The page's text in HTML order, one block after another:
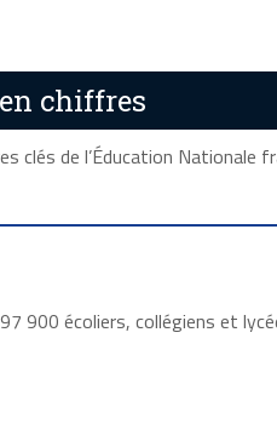
chiffres
clés de l’Éducation Nationale
900 écoliers, collégiens et